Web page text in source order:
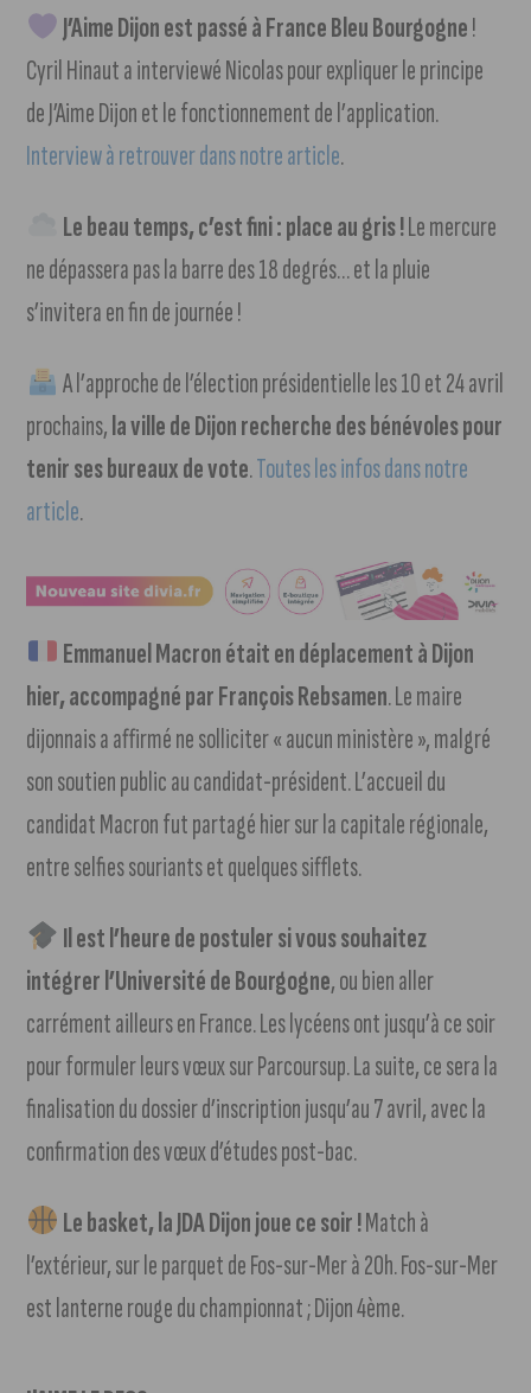
J’Aime Dijon est passé à France Bleu Bourgogne!
Cyril Hinaut a interviewé Nicolas pour expliquer le principe
de J’Aime Dijon et le fonctionnement de l’application.
Interview à retrouver dans notre article.
Le beau temps, c’est fini : place au gris !Le mercure
ne dépassera pas la barre des 18 degrés… et la pluie
s’invitera en fin de journée !
A l’approche de l’élection présidentielle les 10 et 24 avril
prochains,la ville de Dijon recherche des bénévoles pour
tenir ses bureaux de vote.Toutes les infos dans notre
article.
Emmanuel Macron était en déplacement à Dijon
hier, accompagné par François Rebsamen. Le maire
dijonnais a affirmé ne solliciter « aucun ministère », malgré
son soutien public au candidat-président. L’accueil du
candidat Macron fut partagé hier sur la capitale régionale,
entre selfies souriants et quelques sifflets.
Il est l’heure de postuler si vous souhaitez
intégrer l’Université de Bourgogne, ou bien aller
carrément ailleurs en France. Les lycéens ont jusqu’à ce soir
pour formuler leurs vœux sur Parcoursup. La suite, ce sera la
finalisation du dossier d’inscription jusqu’au 7 avril, avec la
confirmation des vœux d’études post-bac.
Le basket, la JDA Dijon joue ce soir !Match à
l’extérieur, sur le parquet de Fos-sur-Mer à 20h. Fos-sur-Mer
est lanterne rouge du championnat ; Dijon 4ème.